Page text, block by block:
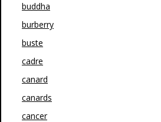
buddha
burberry
buste
cadre
canard
canards
cancer